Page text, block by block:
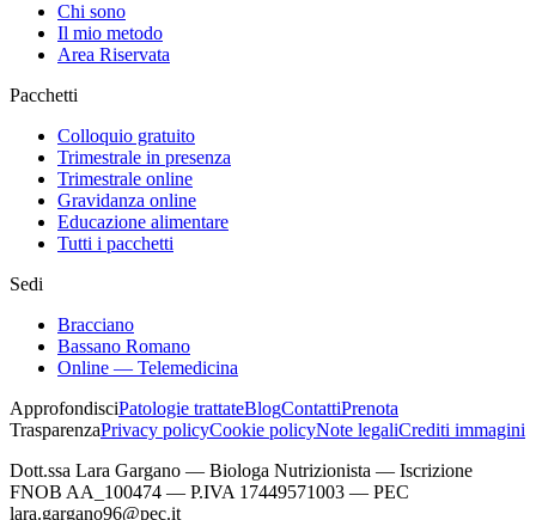
Chi sono
Il mio metodo
Area Riservata
Pacchetti
Colloquio gratuito
Trimestrale in presenza
Trimestrale online
Gravidanza online
Educazione alimentare
Tutti i pacchetti
Sedi
Bracciano
Bassano Romano
Online — Telemedicina
ApprofondisciPatologie trattateBlogContattiPrenota
TrasparenzaPrivacy policyCookie policyNote legaliCrediti immagini
Dott.ssa Lara Gargano — Biologa Nutrizionista — Iscrizione
FNOB AA_100474 — P.IVA 17449571003 — PEC
lara.gargano96@pec.it